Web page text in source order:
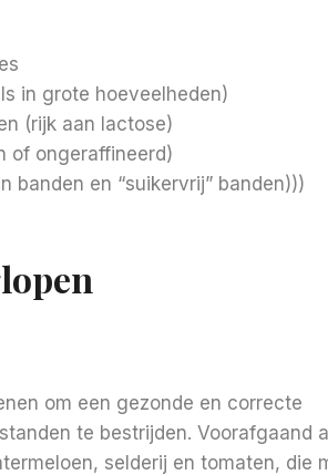
in grote hoeveelheden)
(rijk aan lactose)
of ongeraffineerd)
banden en “suikervrij” banden)))
om een gezonde en correcte
te bestrijden. Voorafgaand
selderij en tomaten, die